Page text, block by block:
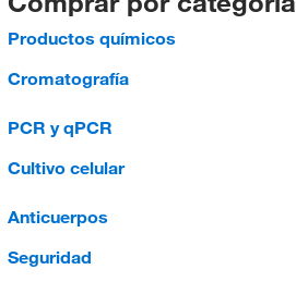
Productos químicos
Cromatografía
PCR y qPCR
Cultivo celular
Anticuerpos
Seguridad